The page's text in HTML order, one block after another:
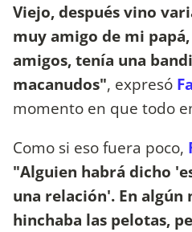
Viejo, después vino
muy amigo de mi
amigos, tenía una
macanudos", expresó
momento en que todo
Como si eso fuera poco,
"Alguien habrá dicho
una relación'. En
hinchaba las pelotas,